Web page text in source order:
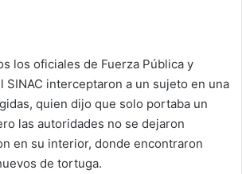
los oficiales de Fuerza Pública y
SINAC interceptaron a un sujeto en una
quien dijo que solo portaba un
las autoridades no se dejaron
en su interior, donde encontraron
de tortuga.